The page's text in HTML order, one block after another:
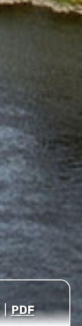
| PDF